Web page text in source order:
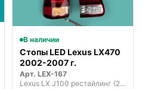
В наличии
Стопы LED Lexus LX470
2002-2007 г.
Арт. LEX-167
Lexus LX J100 рестайлинг (2002—2007)